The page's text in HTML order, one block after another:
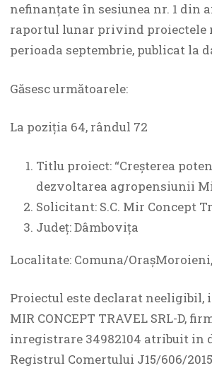
nefinanțate în sesiunea nr. 1 din
raportul lunar privind proiectele
perioada septembrie, publicat la
Găsesc următoarele:
La poziția 64, rândul 72
Titlu proiect: “Creșterea
dezvoltarea agropensiunii
Solicitant: S.C. Mir Concept
Județ: Dâmbovița
Localitate: Comuna/
Proiectul este declarat
MIR CONCEPT TRAVEL SRL-D,
inregistrare 34982104 atribuit in
Registrul Comertului J15/606/